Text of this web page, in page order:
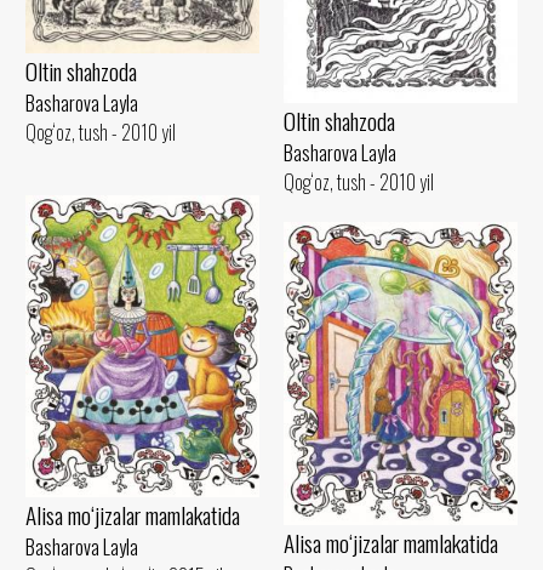
Oltin shahzoda
Basharova Layla
Qog‘oz, tush - 2010 yil
Oltin shahzoda
Basharova Layla
Qog‘oz, tush - 2010 yil
Alisa mo‘jizalar mamlakatida
Basharova Layla
Alisa mo‘jizalar mamlakatida